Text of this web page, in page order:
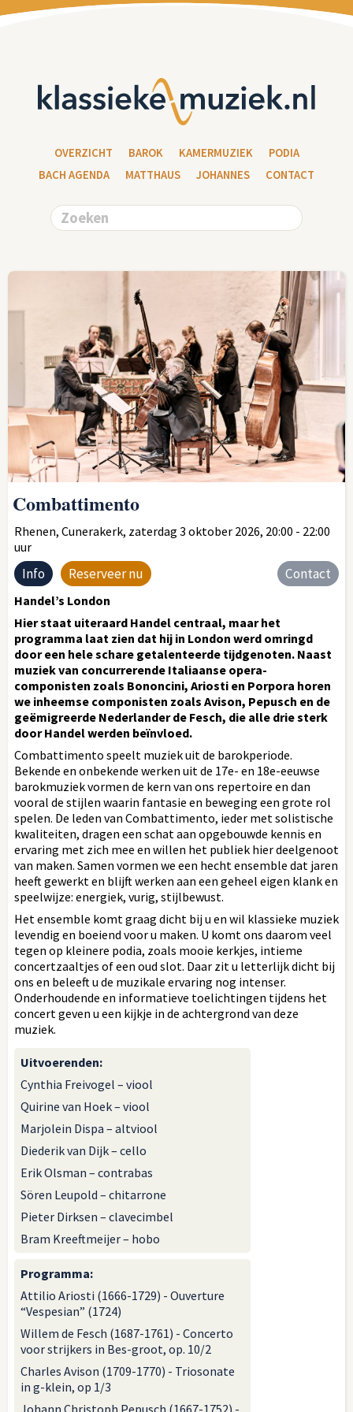
OVERZICHT BAROK KAMERMUZIEK
PODIA
BACH AGENDA
MATTHAUS JOHANNES CONTACT
Combattimento
Rhenen, Cunerakerk, zaterdag 3 oktober 2026, 20:00 - 22:00
uur
Info Reserveer nu Contact
Handel’s London
Hier staat uiteraard Handel centraal, maar het
programma laat zien dat hij in London werd omringd
door een hele schare getalenteerde tijdgenoten. Naast
muziek van concurrerende Italiaanse opera-
componisten zoals Bononcini, Ariosti en Porpora horen
we inheemse componisten zoals Avison, Pepusch en de
geëmigreerde Nederlander de Fesch, die alle drie sterk
door Handel werden beïnvloed.
Combattimento speelt muziek uit de barokperiode.
Bekende en onbekende werken uit de 17e- en 18e-eeuwse
barokmuziek vormen de kern van ons repertoire en dan
vooral de stijlen waarin fantasie en beweging een grote rol
spelen. De leden van Combattimento, ieder met solistische
kwaliteiten, dragen een schat aan opgebouwde kennis en
ervaring met zich mee en willen het publiek hier deelgenoot
van maken. Samen vormen we een hecht ensemble dat jaren
heeft gewerkt en blijft werken aan een geheel eigen klank en
speelwijze: energiek, vurig, stijlbewust.
Het ensemble komt graag dicht bij u en wil klassieke muziek
levendig en boeiend voor u maken. U komt ons daarom veel
tegen op kleinere podia, zoals mooie kerkjes, intieme
concertzaaltjes of een oud slot. Daar zit u letterlijk dicht bij
ons en beleeft u de muzikale ervaring nog intenser.
Onderhoudende en informatieve toelichtingen tijdens het
concert geven u een kijkje in de achtergrond van deze
muziek.
Uitvoerenden:
Cynthia Freivogel – viool
Quirine van Hoek – viool
Marjolein Dispa – altviool
Diederik van Dijk – cello
Erik Olsman – contrabas
Sören Leupold – chitarrone
Pieter Dirksen – clavecimbel
Bram Kreeftmeijer – hobo
Programma:
Attilio Ariosti (1666-1729) - Ouverture
“Vespesian” (1724)
Willem de Fesch (1687-1761) - Concerto
voor strijkers in Bes-groot, op. 10/2
Charles Avison (1709-1770) - Triosonate
in g-klein, op 1/3
Johann Christoph Pepusch (1667-1752) -